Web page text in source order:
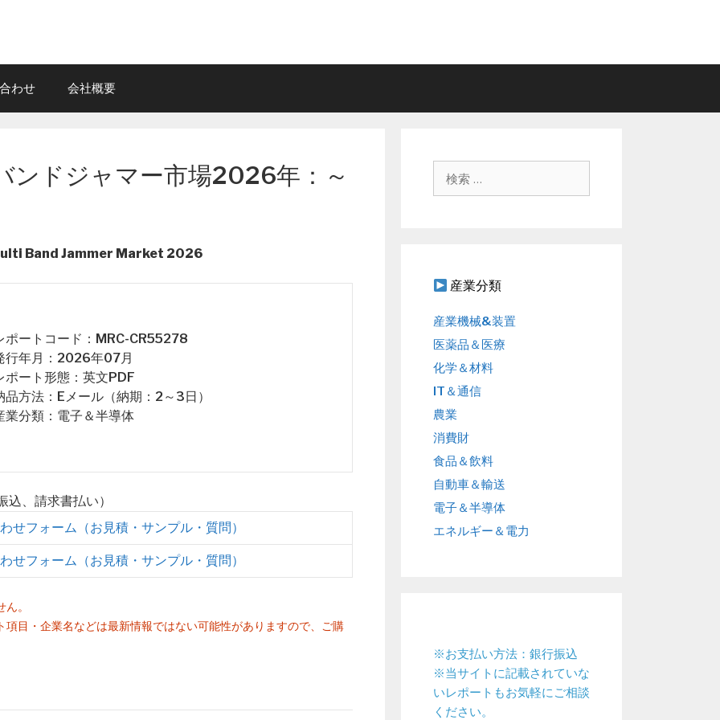
わせ 会社概要
ンドジャマー市場2026年：～
Band Jammer Market 2026
ポートコード：MRC-CR55278
行年月：2026年07月
ポート形態：英文PDF
品方法：Eメール（納期：2～3日）
業分類：電子＆半導体
、請求書払い）
せフォーム（お見積・サンプル・質問）
せフォーム（お見積・サンプル・質問）
。
目・企業名などは最新情報ではない可能性がありますので、ご購
産業分類
産業機械&装置
医薬品＆医療
化学＆材料
IT＆通信
農業
消費財
食品＆飲料
自動車＆輸送
電子＆半導体
エネルギー＆電力
※お支払い方法：銀行振込
※当サイトに記載されていな
いレポートもお気軽にご相談
ください。